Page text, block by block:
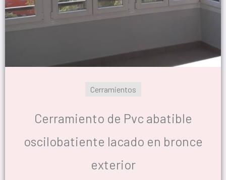
Cerramientos
Cerramiento de Pvc abatible
oscilobatiente lacado en bronce
exterior